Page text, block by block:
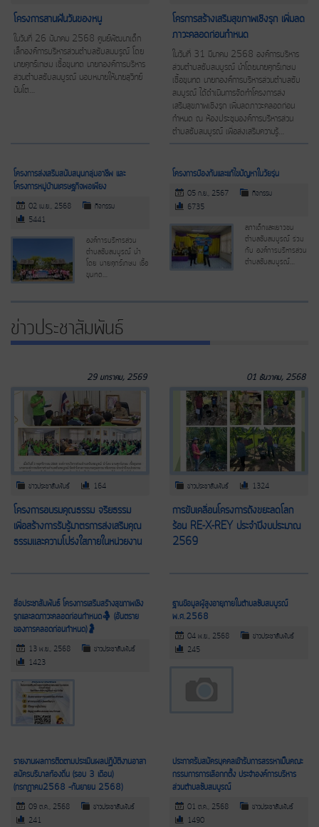
โครงการสานฝันวันของหนู
ในวันที่ 26 มันาคม 2568 ศูนย์พัฒนาเด็ก
เล็กองค์การบริหารส่วนตำบลซับสมบรูณ์ โดย
นายศุกร์เกษม เชื้อขุนทด นายกองค์การบริหาร
ส่วนตำบลซับสมบูรณ์ มอบหมายให้นายสุวิทย์
นันโต…
โครการสร้างเสริมสุขภาพเชิงรุก เพิ่มลด
ภาวะคลอดก่อนกำหนด
ในวันที่ 31 มีนาคม 2568 องค์การบริหาร
ส่วนตำบลซับสมบูรณ์ นำโดยนายศุกร์เกษม
เชื้อขุนทด นายกองค์การบริหารส่วนตำบลซับ
สมบูรณ์ ได้ดำเนินการจัดทำโครงการส่ง
เสริมสุขภาพเชิงรุก เพิ่มลดภาวะคลอดก่อน
กำหนด ณ ห้องประชุมองค์การบริหารส่วน
ตำบลซับสมบูรณ์ เพื่อส่งเสริมความรู้…
โครงการส่งเสริมสนับสนุนกลุ่มอาชีพ และ
โครงการหมู่บ้านเศรษฐกิจพอเพียง
02 เม.ย., 2568
กิจกรรม
5441
องค์การบริหารส่วน
ตำบลซับสมบูรณ์ นำ
โดย นายศุกร์เกษม เชื้อ
ขุนทด…
โครงการป้องกันและแก้ไขปัญหาในวัยรุ่น
05 ก.ย., 2567
กิจกรรม
6735
สภาเด็กและเยาวชน
ตำบลซับสมบูรณ์ ร่วม
กับ องค์การบริหารส่วน
ตำบลซับสมบูรณ์…
ข่าวประชาสัมพันธ์
29 มกราคม, 2569
ข่าวประชาสัมพันธ์ 164
โครงการอบรมคุณธรรม จริยธรรม
เพื่อสร้างการรับรู้มาตรการส่งเสริมคุณ
ธรรมเเละความโปร่งใสภายในหน่วยงาน
01 ธันวาคม, 2568
ข่าวประชาสัมพันธ์ 1324
การขับเคลื่อนโครงการถังขยะลดโลก
ร้อน RE-X-REY ประจำปีงบประมาณ
2569
สื่อประชาสัมพันธ์ โครงการเสริมสร้างสุขภาพเชิง
รุกและลดภาวะคลอดก่อนกำหนด🤱 (อันตราย
ของการคลอดก่อนกำหนด)🤰
13 พ.ย., 2568
ข่าวประชาสัมพันธ์
1423
ฐานข้อมูลผู้สูงอายุภายในตำบลซับสมบูรณ์
พ.ศ.2568
04 พ.ย., 2568
ข่าวประชาสัมพันธ์
245
รายงานผลการติดตามประเมินผลปฏิบัติงานอาสา
สมัครบริบาลท้องถิ่น (รอบ 3 เดือน)
(กรกฎาคม2568 –กันยายน 2568)
09 ต.ค., 2568
ข่าวประชาสัมพันธ์
241
ประกาศรับสมัครบุคคลเข้ารับการสรรหาเป็นคณะ
กรรมการการเลือกกตั้ง ประจำองค์การบริหาร
ส่วนตำบลซับสมบูรณ์
01 ต.ค., 2568
ข่าวประชาสัมพันธ์
1490